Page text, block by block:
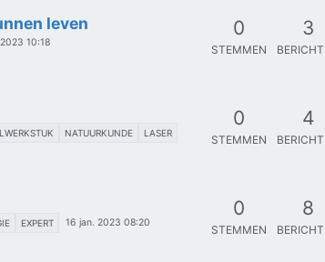
leven
10:18
0
STEMMEN
3
NATUURKUNDE LASER
0
STEMMEN
4
EXPERT 16 jan. 2023 08:20
0
STEMMEN
8